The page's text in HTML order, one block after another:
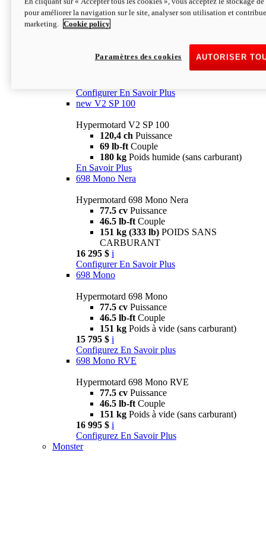
Configurer En Savoir Plus
newV2 SP
69 lb-ftCouple
Poids humide (sans carburant)
Configurer En Savoir Plus
new V2 SP 100
Hypermotard V2 SP 100
120,4 ch Puissance
69 lb-ft Couple
180 kg Poids humide (sans carburant)
En Savoir Plus
698 Mono Nera
Hypermotard 698 Mono Nera
77.5 cv Puissance
46.5 lb-ft Couple
151 kg (333 lb) POIDS SANS
CARBURANT
16 295 $ i
Configurer En Savoir Plus
698 Mono
Hypermotard 698 Mono
77.5 cv Puissance
46.5 lb-ft Couple
151 kg Poids à vide (sans carburant)
15 795 $ i
Configurez En Savoir plus
698 Mono RVE
Hypermotard 698 Mono RVE
77.5 cv Puissance
46.5 lb-ft Couple
151 kg Poids à vide (sans carburant)
16 995 $ i
Configurez En Savoir Plus
Monster
pour améliorer la navigation sur le site, analyser son utilisation et
marketing.
Cookie policy
AUTORISER
Paramètres des cookies